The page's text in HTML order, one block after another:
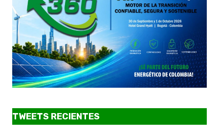
TWEETS RECIENTES